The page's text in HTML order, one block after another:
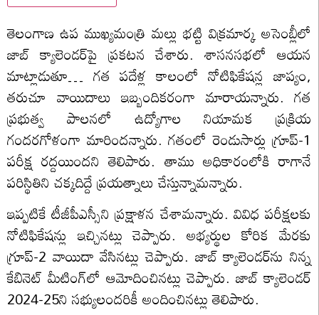
తెలంగాణ ఉప ముఖ్యమంత్రి మల్లు భట్టి విక్రమార్క అసెంబ్లీలో
జాబ్ క్యాలెండర్‌పై ప్రకటన చేశారు. శాసనసభలో ఆయన
మాట్లాడుతూ… గత పదేళ్ల కాలంలో నోటిఫికేషన్ల జాప్యం,
తరుచూ వాయిదాలు ఇబ్బందికరంగా మారాయన్నారు. గత
ప్రభుత్వ పాలనలో ఉద్యోగాల నియామక ప్రక్రియ
గందరగోళంగా మారిందన్నారు. గతంలో రెండుసార్లు గ్రూప్-1
పరీక్ష రద్దయిందని తెలిపారు. తాము అధికారంలోకి రాగానే
పరిస్థితిని చక్కదిద్దే ప్రయత్నాలు చేస్తున్నామన్నారు.
ఇప్పటికే టీజీపీఎస్సీని ప్రక్షాళన చేశామన్నారు. వివిధ పరీక్షలకు
నోటిఫికేషన్లు ఇచ్చినట్లు చెప్పారు. అభ్యర్థుల కోరిక మేరకు
గ్రూప్-2 వాయిదా వేసినట్లు చెప్పారు. జాబ్ క్యాలెండర్‌ను నిన్న
కేబినెట్ మీటింగ్‌లో ఆమోదించినట్లు చెప్పారు. జాబ్ క్యాలెండర్
2024-25ని సభ్యులందరికీ అందించినట్లు తెలిపారు.